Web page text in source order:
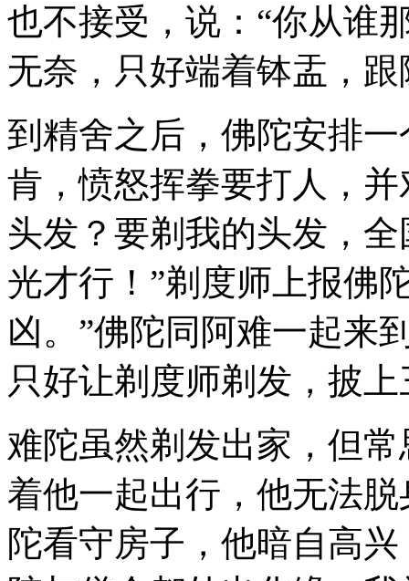
也不接受，说：“你从谁
无奈，只好端着钵盂，
到精舍之后，佛陀安排
肯，愤怒挥拳要打人，
头发？要剃我的头发，
光才行！”剃度师上报佛
凶。”佛陀同阿难一起来
只好让剃度师剃发，披
难陀虽然剃发出家，但
着他一起出行，他无法
陀看守房子，他暗自高